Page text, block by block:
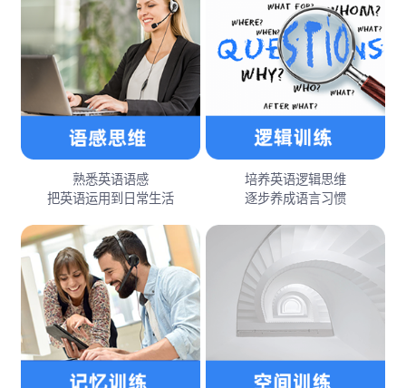
熟悉英语语感
把英语运用到日常生活
培养英语逻辑思维
逐步养成语言习惯